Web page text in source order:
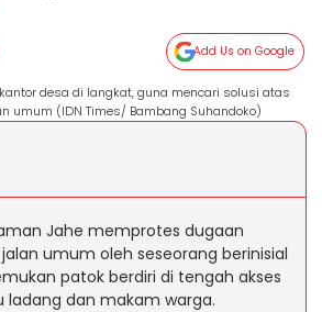
Add Us on Google
desa di langkat, guna mencari solusi atas
umum (IDN Times/ Bambang Suhandoko)
Jahe memprotes dugaan
umum oleh seseorang berinisial
patok berdiri di tengah akses
dan makam warga.